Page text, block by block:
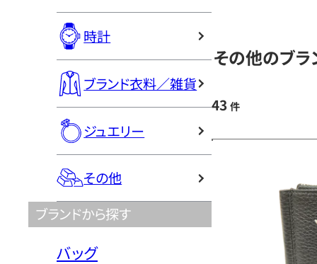
時計
ブランド衣料／雑貨
ジュエリー
その他
ブランドから探す
バッグ
その他のブラ
43 件